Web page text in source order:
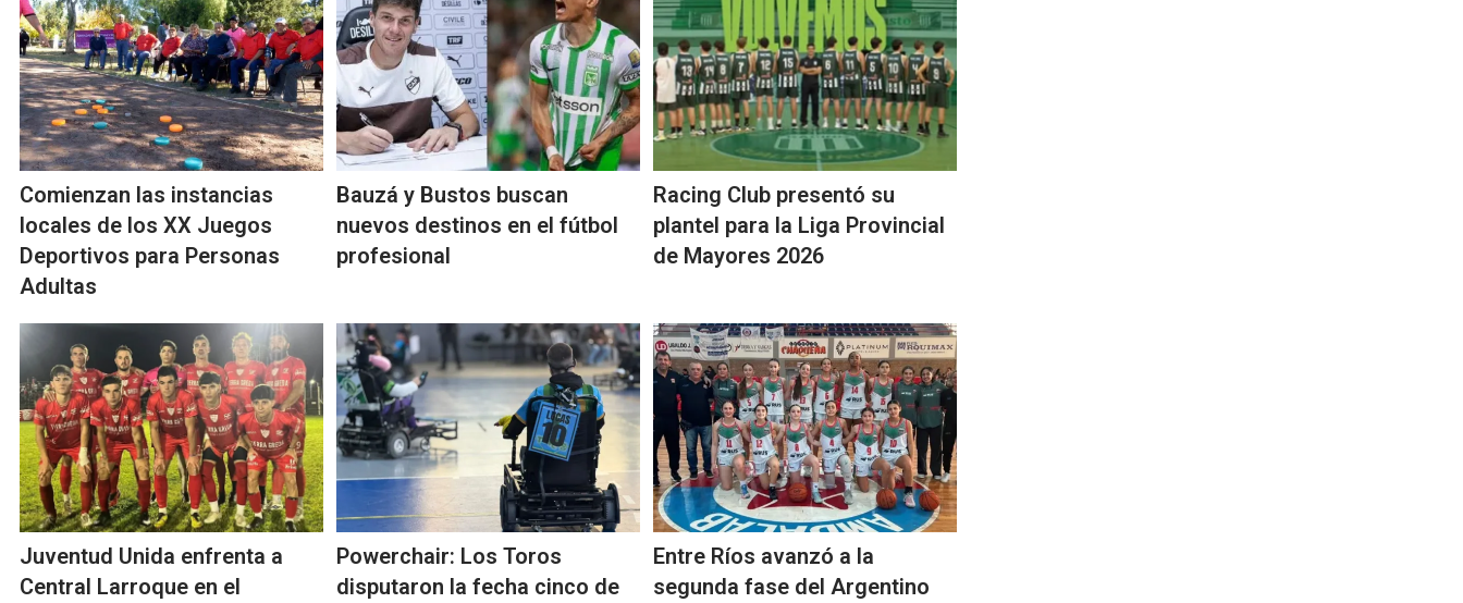
Comienzan las instancias
locales de los XX Juegos
Deportivos para Personas
Adultas
Bauzá y Bustos buscan
nuevos destinos en el fútbol
profesional
Racing Club presentó su
plantel para la Liga Provincial
de Mayores 2026
Juventud Unida enfrenta a
Central Larroque en el
Powerchair: Los Toros
disputaron la fecha cinco de
Entre Ríos avanzó a la
segunda fase del Argentino